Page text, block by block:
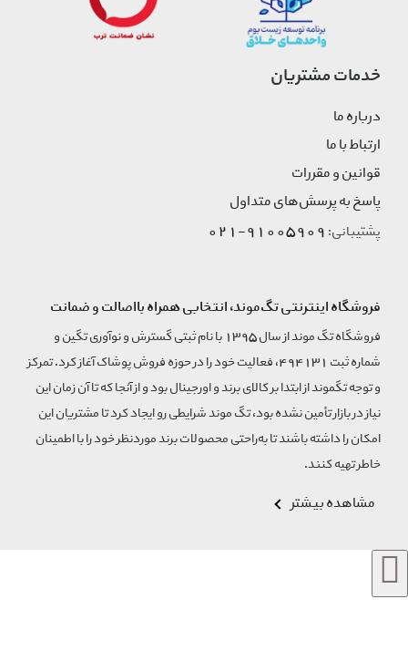
خدمات مشتریان
درباره ما
ارتباط با ما
قوانین و مقررات
پاسخ به پرسش‌های متداول
پشتیبانی:91005909-021
فروشگاه اینترنتی تگ‌موند، انتخابی همراه بااصالت و ضمانت
فروشگاه تگ موند از سال 1395 با نام ثبتی گسترش و نوآوری تگین و
شماره ثبت 494131، فعالیت خود را در حوزه فروش پوشاک آغاز کرد. تمرکز
و توجه تگموند از ابتدا بر کالای برند و اورجینال بود و از آنجا که تا آن زمان این
نیاز در بازار تأمین نشده بود، تگ موند شرایطی رو ایجاد کرد تا مشتریان این
امکان را داشته باشند تا به‌راحتی محصولات برند مورد‌نظر خود را با اطمینان
خاطر تهیه کنند.
مشاهده بیشتر